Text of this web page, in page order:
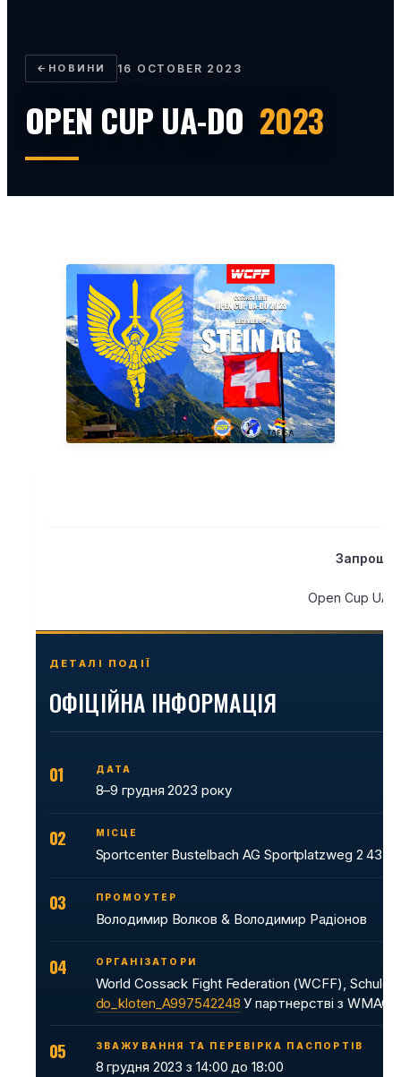
← НОВИНИ 16 OCTOBER 2023
OPEN CUP UA-DO 2023
Open Cup UA-
ДЕТАЛІ ПОДІЇ
ОФІЦІЙНА ІНФОРМАЦІЯ
01 ДАТА
8–9 грудня 2023 року
02 МІСЦЕ
Sportcenter Bustelbach AG Sportplatzweg 2 4332
03 ПРОМОУТЕР
Володимир Волков & Володимир Радіонов
04 ОРГАНІЗАТОРИ
World Cossack Fight Federation (WCFF), Schule
do_kloten_A997542248 У партнерстві з WMAC.
05 ЗВАЖУВАННЯ ТА ПЕРЕВІРКА ПАСПОРТІВ
8 грудня 2023 з 14:00 до 18:00